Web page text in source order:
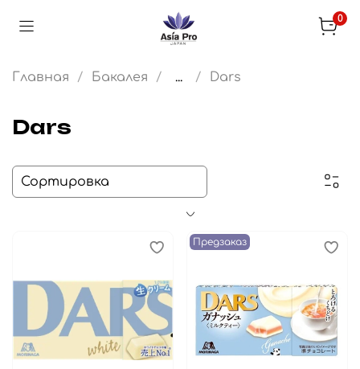
0
Главная Бакалея ... Dars
Dars
Предзаказ